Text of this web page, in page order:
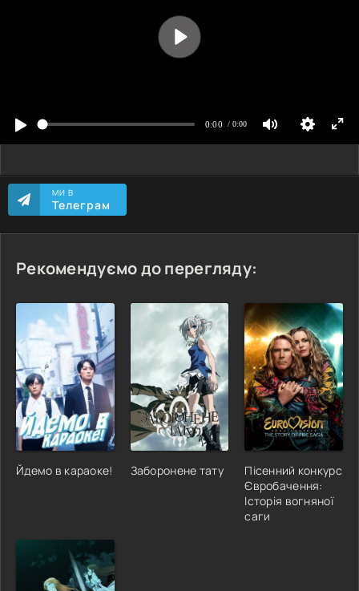
МИ В
Телеграм
Рекомендуємо до перегляду:
Йдемо в караоке! Заборонене тату
Пісенний конкурс
Євробачення:
Історія вогняної
саги